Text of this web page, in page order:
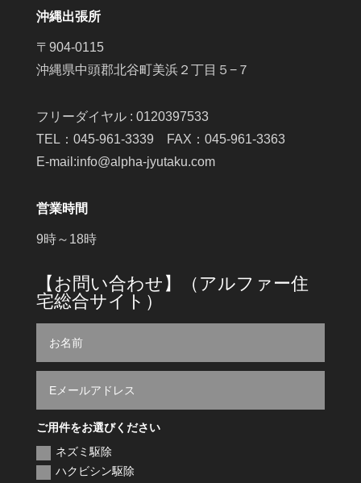
沖縄出張所
〒904-0115
沖縄県中頭郡北谷町美浜２丁目５−７
フリーダイヤル : 0120397533
TEL：045-961-3339 FAX：045-961-3363
E-mail:info@alpha-jyutaku.com
営業時間
9時～18時
【お問い合わせ】（アルファー住
宅総合サイト）
ご用件をお選びください
ネズミ駆除
ハクビシン駆除